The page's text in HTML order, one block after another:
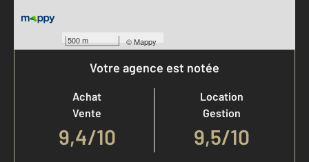
500 m ©Mappy
Votre agence est notée
Achat
Vente
9,4/10
Location
Gestion
9,5/10